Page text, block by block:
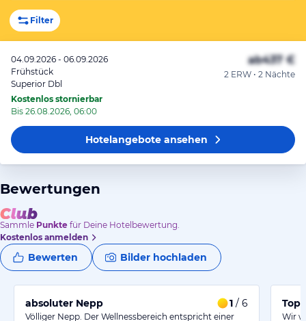
Filter
04.09.2026 - 06.09.2026
Frühstück
Superior Dbl
Kostenlos stornierbar
Bis 26.08.2026, 06:00
ab437 €
2 ERW • 2 Nächte
Hotelangeboteansehen
Bewertungen
Sammle Punkte für Deine Hotelbewertung.
Kostenlos anmelden
Bewerten Bilder hochladen
absoluter Nepp 1 / 6
Völliger Nepp. Der Wellnessbereich entspricht einer
Top
Wir